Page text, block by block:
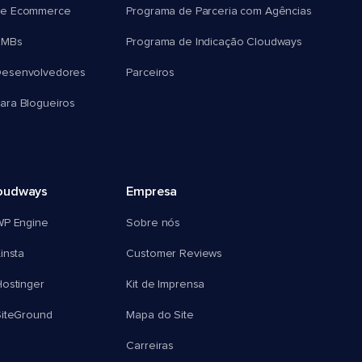
Ecommerce
Blogueiros
Programa de Parceria com Agências
Programa de Indicação Cloudways
Parceiros
Engine
Empresa
Sobre nós
Customer Reviews
Kit de Imprensa
Mapa do Site
Carreiras